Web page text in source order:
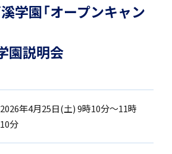
学園「オープンキャン
園説明会
2026年4月25日(土) 9時10分～11時
10分
ルクラス（MG）
ラス（AC）